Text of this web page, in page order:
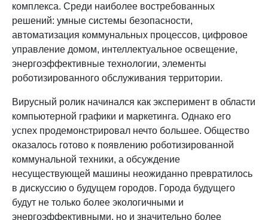
комплекса. Среди наиболее востребованных
решений: умные системы безопасности,
автоматизация коммунальных процессов, цифровое
управление домом, интеллектуальное освещение,
энергоэффективные технологии, элементы
роботизированного обслуживания территории.
Вирусный ролик начинался как эксперимент в области
компьютерной графики и маркетинга. Однако его
успех продемонстрировал нечто большее. Общество
оказалось готово к появлению роботизированной
коммунальной техники, а обсуждение
несуществующей машины неожиданно превратилось
в дискуссию о будущем городов. Города будущего
будут не только более экологичными и
энергоэффективными, но и значительно более